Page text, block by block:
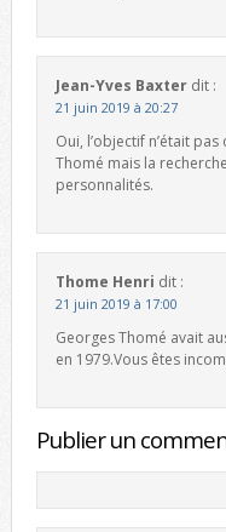
Jean-Yves Baxter dit :
21 juin 2019 à 20:27
Oui, l’objectif n’était
Thomé mais la
personnalités.
Thome Henri dit :
21 juin 2019 à 17:00
Georges Thomé avait
en 1979.Vous êtes
Publier un